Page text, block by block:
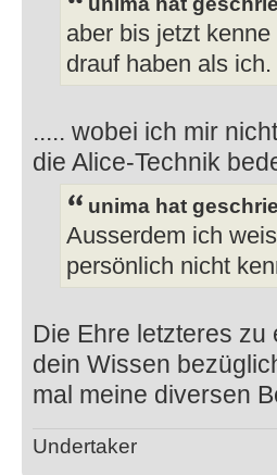
aber bis jetzt
drauf haben als ich.
..... wobei ich mir
die Alice-Technik
unima hat
Ausserdem ich
persönlich nicht
Die Ehre letzteres
dein Wissen
mal meine diversen
Undertaker